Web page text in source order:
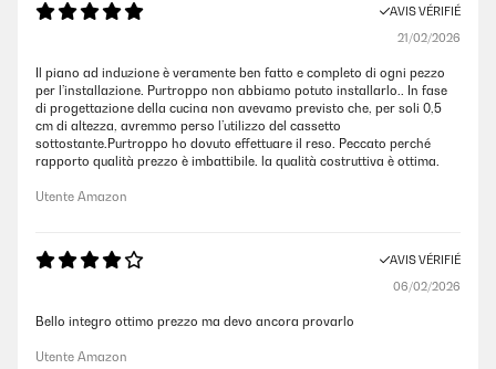
AVIS VÉRIFIÉ
21/02/2026
Il piano ad induzione è veramente ben fatto e completo di ogni pezzo
per l’installazione. Purtroppo non abbiamo potuto installarlo.. In fase
di progettazione della cucina non avevamo previsto che, per soli 0,5
cm di altezza, avremmo perso l’utilizzo del cassetto
sottostante.Purtroppo ho dovuto effettuare il reso. Peccato perché
rapporto qualità prezzo è imbattibile. la qualità costruttiva è ottima.
Utente Amazon
AVIS VÉRIFIÉ
06/02/2026
Bello integro ottimo prezzo ma devo ancora provarlo
Utente Amazon